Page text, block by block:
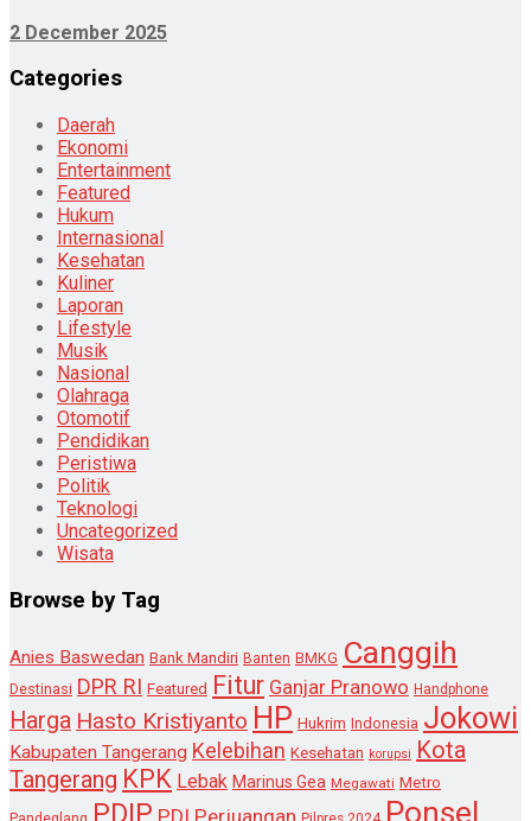
2 December 2025
Categories
Daerah
Ekonomi
Entertainment
Featured
Hukum
Internasional
Kesehatan
Kuliner
Laporan
Lifestyle
Musik
Nasional
Olahraga
Otomotif
Pendidikan
Peristiwa
Politik
Teknologi
Uncategorized
Wisata
Browse by Tag
Anies Baswedan Bank Mandiri Banten BMKG Canggih
Destinasi DPR RI Featured Fitur Ganjar Pranowo Handphone
Harga Hasto Kristiyanto HP Hukrim Indonesia Jokowi
Kabupaten Tangerang Kelebihan Kesehatan korupsi
Kota
Tangerang KPK Lebak Marinus Gea Megawati Metro
Ponsel